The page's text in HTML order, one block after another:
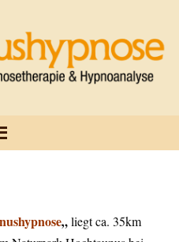
„liegt ca. 35km